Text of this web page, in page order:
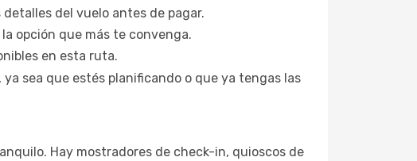
del vuelo antes de pagar.
opción que más te convenga.
en esta ruta.
sea que estés planificando o que ya tengas las
Hay mostradores de check-in, quioscos de